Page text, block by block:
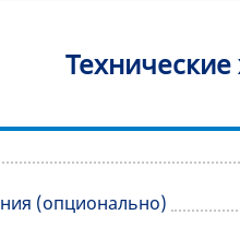
Технические
(опционально)